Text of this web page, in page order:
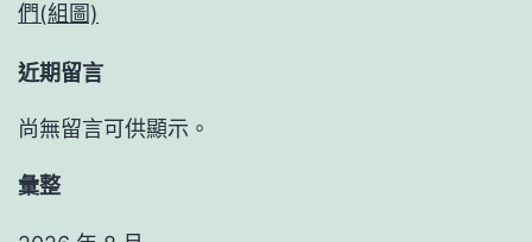
們(組圖)
近期留言
尚無留言可供顯示。
彙整